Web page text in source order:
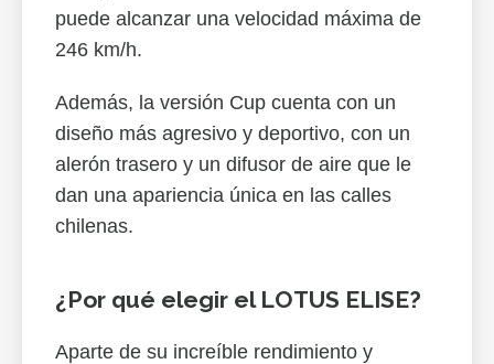
puede alcanzar una velocidad máxima de
246 km/h.
Además, la versión Cup cuenta con un
diseño más agresivo y deportivo, con un
alerón trasero y un difusor de aire que le
dan una apariencia única en las calles
chilenas.
¿Por qué elegir el LOTUS ELISE?
Aparte de su increíble rendimiento y